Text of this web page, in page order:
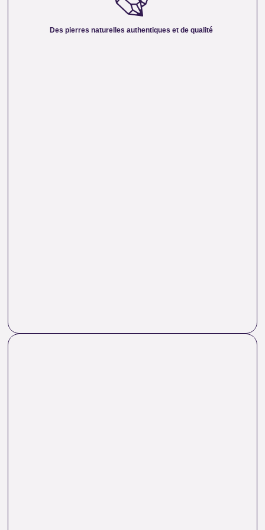
Des pierres naturelles authentiques et de qualité
vous offrir des pierres 100 % naturelles, non traitées et
sa beauté, sa vibration et son authenticité afin de vous